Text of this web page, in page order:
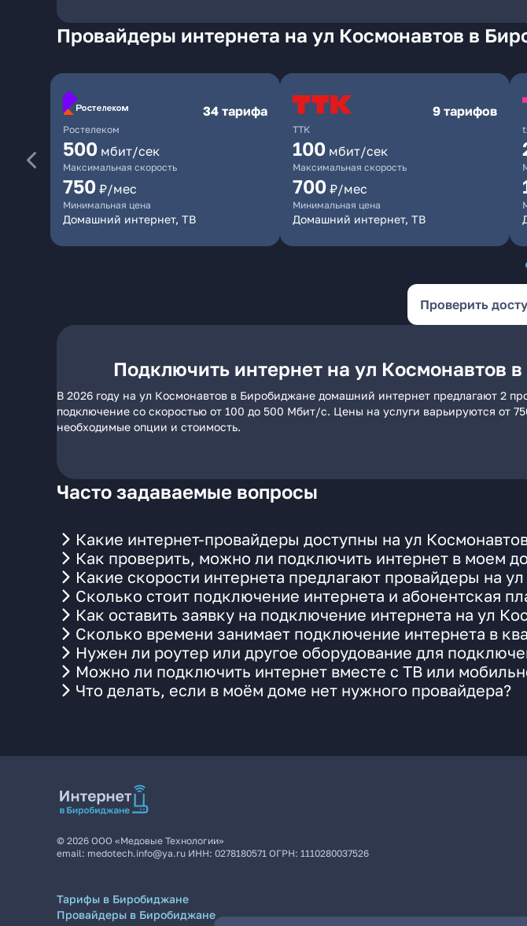
Провайдеры интернета на ул Космонавтов в
Ростелеком
34 тарифа
500 мбит/сек
Максимальная скорость
750 ₽/мес
Минимальная цена
Домашний интернет, ТВ
ТТК
9 тарифов
100 мбит/сек
Максимальная скорость
700 ₽/мес
Минимальная цена
Домашний интернет, ТВ
Проверить
Подключить интернет на ул Космонавтов
В 2026 году на ул Космонавтов в Биробиджане домашний интернет предлагают 2
подключение со скоростью от 100 до 500 Мбит/с. Цены на услуги варьируются от
необходимые опции и стоимость.
Часто задаваемые вопросы
Какие интернет-провайдеры доступны на ул
Как проверить, можно ли подключить интернет в моем
Какие скорости интернета предлагают провайдеры на
Сколько стоит подключение интернета и абонентская
Как оставить заявку на подключение интернета на ул
Сколько времени занимает подключение интернета в
Нужен ли роутер или другое оборудование для
Можно ли подключить интернет вместе с ТВ или
Что делать, если в моём доме нет нужного провайдера?
© 2026 ООО «Медовые Технологии»
email: medotech.info@ya.ru ИНН: 0278180571 ОГРН: 1110280037526
Тарифы в Биробиджане
Провайдеры в Биробиджане